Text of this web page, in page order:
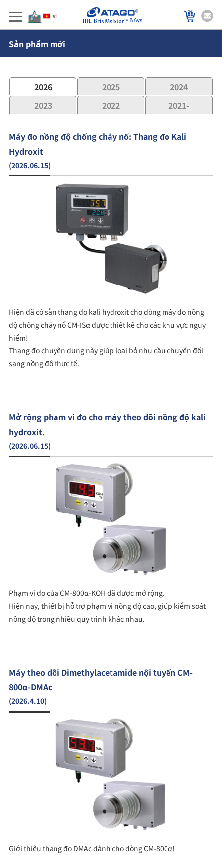
86ys
Sản phẩm mới
2026 2025
2024
2023
2022 2021-
Máy đo nồng độ chống cháy nổ: Thang đo Kali
Hydroxit
(2026.06.15)
Hiện đã có sẵn thang đo kali hydroxit cho dòng máy đo nồng
độ chống cháy nổ CM-ISα được thiết kế cho các khu vực nguy
hiểm!
Thang đo chuyên dụng này giúp loại bỏ nhu cầu chuyển đổi
sang nồng độ thực tế.
Mở rộng phạm vi đo cho máy theo dõi nồng độ kali
hydroxit.
(2026.06.15)
Phạm vi đo của CM-800α-KOH đã được mở rộng.
Hiện nay, thiết bị hỗ trợ phạm vi nồng độ cao, giúp kiểm soát
nồng độ trong nhiều quy trình khác nhau.
Máy theo dõi Dimethylacetamide nội tuyến CM-
800α-DMAc
(2026.4.10)
Giới thiệu thang đo DMAc dành cho dòng CM-800α!